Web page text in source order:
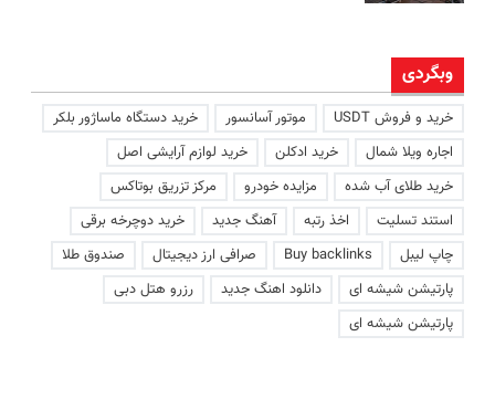
وبگردی
خرید و فروش USDT موتور آسانسور
خرید دستگاه ماساژور بلکر
اجاره ویلا شمال
خرید ادکلن
خرید لوازم آرایشی اصل
خرید طلای آب شده
مزایده خودرو
مرکز تزریق بوتاکس
استند تسلیت
اخذ رتبه آهنگ جدید
خرید دوچرخه برقی
چاپ لیبل
Buy backlinks صرافی ارز دیجیتال
صندوق طلا
پارتیشن شیشه ای
دانلود اهنگ جدید
رزرو هتل دبی
پارتیشن شیشه ای